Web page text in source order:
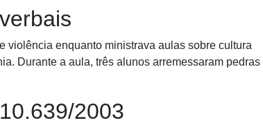
violência enquanto ministrava aulas sobre cultura
Durante a aula, três alunos arremessaram pedras
2003